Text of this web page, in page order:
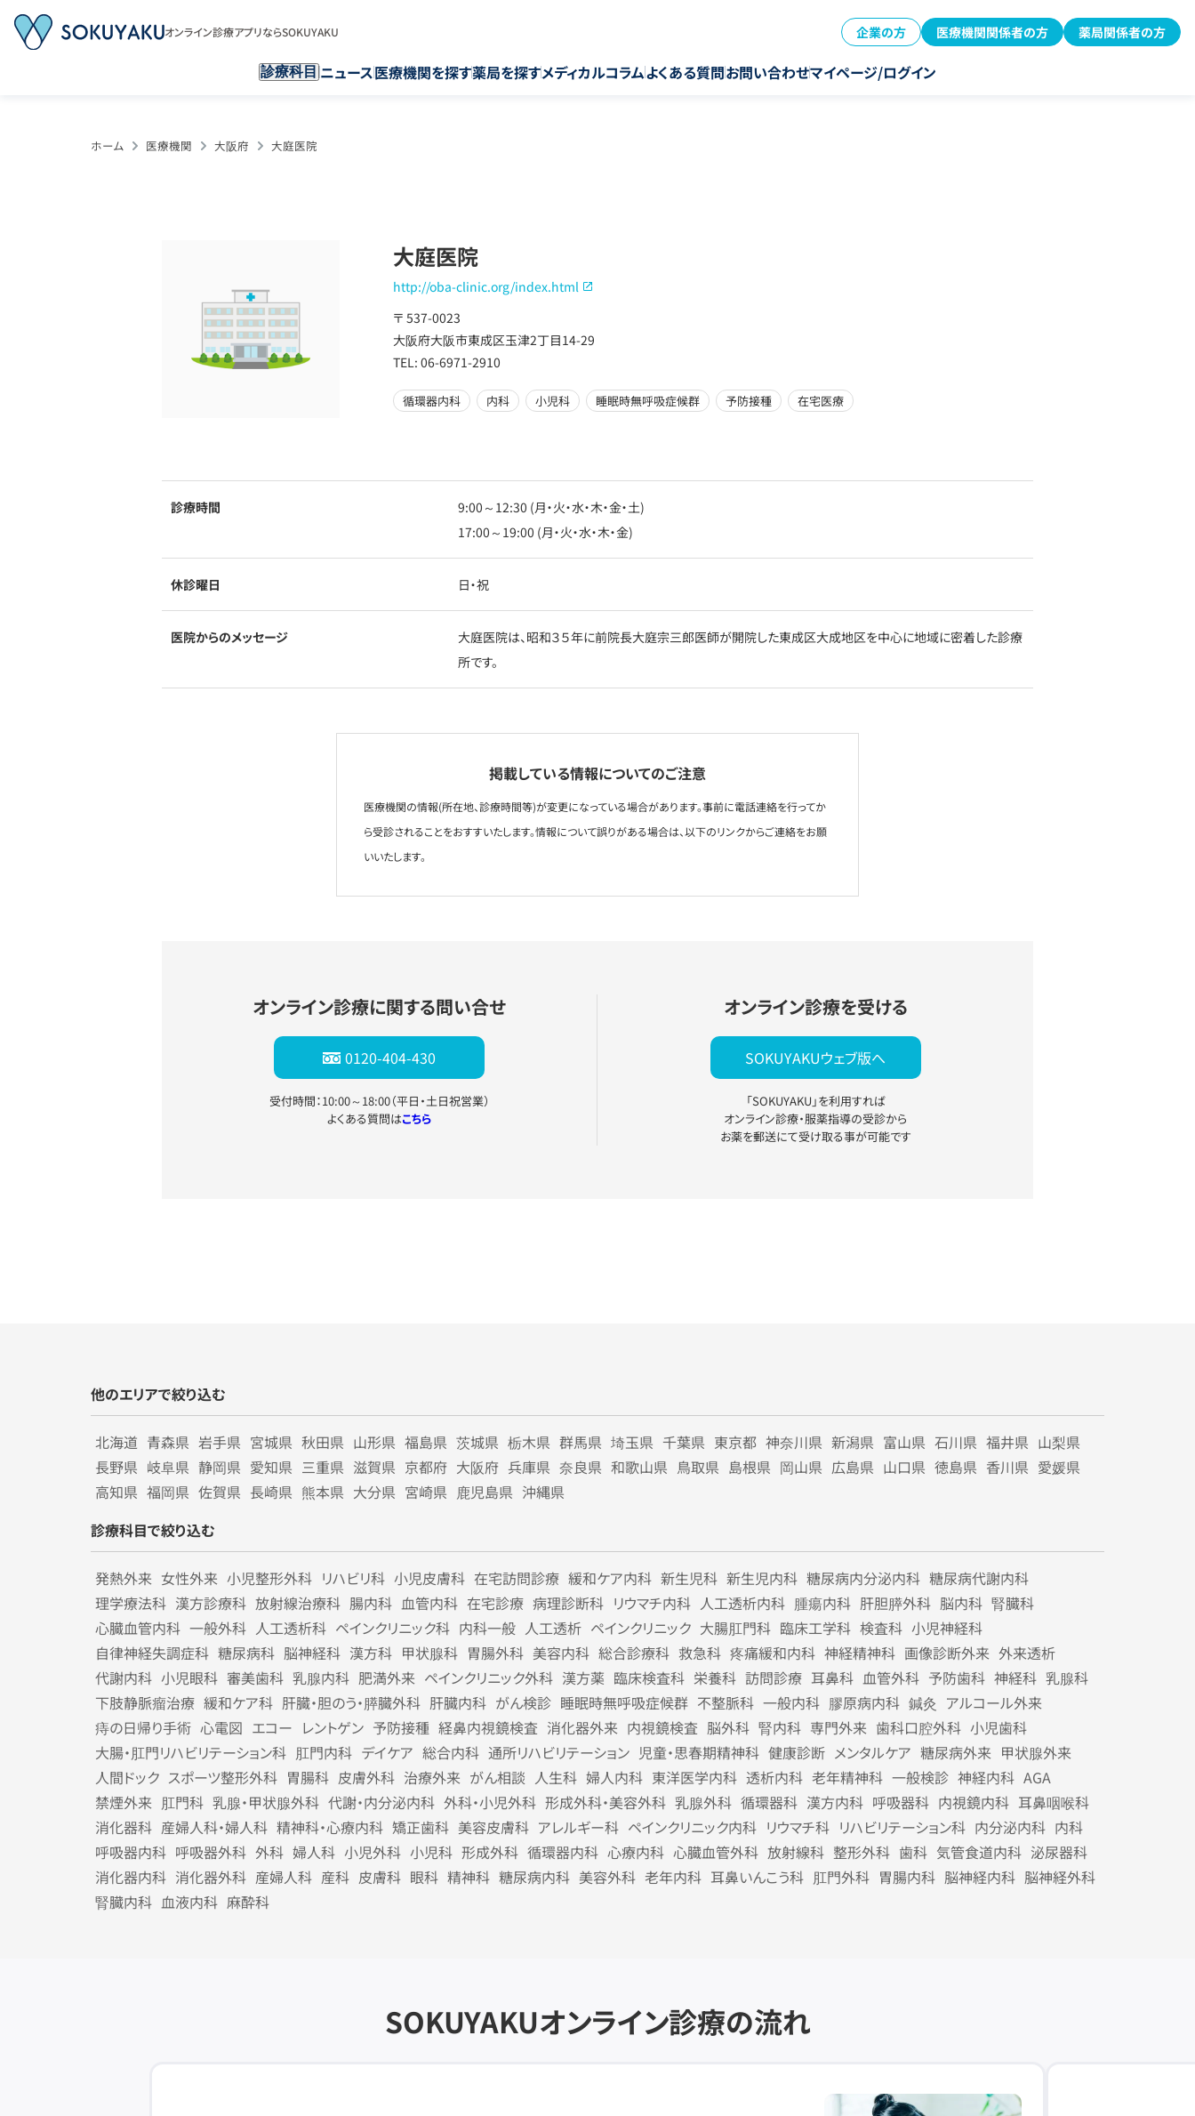
オンライン診療アプリならSOKUYAKU 企業の方 医療機関関係者の方 薬局関係者の方
診療科目 ニュース医療機関を探す薬局を探すメディカルコラムよくある質問お問い合わせマイページ/ログイン
ホーム 医療機関 大阪府 大庭医院
大庭医院
http://oba-clinic.org/index.html
〒 537-0023
大阪府大阪市東成区玉津2丁目14-29
TEL: 06-6971-2910
循環器内科 内科 小児科 睡眠時無呼吸症候群 予防接種 在宅医療
診療時間
9:00～12:30 (月・火・水・木・金・土)
17:00～19:00 (月・火・水・木・金)
休診曜日 日・祝
医院からのメッセージ
大庭医院は、昭和３５年に前院長大庭宗三郎医師が開院した東成区大成地区を中心に地域に密着した診療
所です。
掲載している情報についてのご注意
医療機関の情報(所在地、診療時間等)が変更になっている場合があります。事前に電話連絡を行ってか
ら受診されることをおすすいたします。情報について誤りがある場合は、以下のリンクからご連絡をお願
いいたします。
オンライン診療に関する問い合せ
0120-404-430
受付時間：10:00～18:00（平日・土日祝営業）
よくある質問はこちら
オンライン診療を受ける
SOKUYAKUウェブ版へ
「SOKUYAKU」を利用すれば
オンライン診療・服薬指導の受診から
お薬を郵送にて受け取る事が可能です
他のエリアで絞り込む
北海道 青森県 岩手県 宮城県 秋田県 山形県 福島県 茨城県 栃木県 群馬県 埼玉県 千葉県 東京都 神奈川県 新潟県 富山県 石川県 福井県 山梨県
長野県 岐阜県 静岡県 愛知県 三重県 滋賀県 京都府 大阪府 兵庫県 奈良県 和歌山県 鳥取県 島根県 岡山県 広島県 山口県 徳島県 香川県 愛媛県
高知県 福岡県 佐賀県 長崎県 熊本県 大分県 宮崎県 鹿児島県 沖縄県
診療科目で絞り込む
発熱外来 女性外来 小児整形外科 リハビリ科 小児皮膚科 在宅訪問診療 緩和ケア内科 新生児科 新生児内科 糖尿病内分泌内科 糖尿病代謝内科
理学療法科 漢方診療科 放射線治療科 腸内科 血管内科 在宅診療 病理診断科 リウマチ内科 人工透析内科 腫瘍内科 肝胆膵外科 脳内科 腎臓科
心臓血管内科 一般外科 人工透析科 ペインクリニック科 内科一般 人工透析 ペインクリニック 大腸肛門科 臨床工学科 検査科 小児神経科
自律神経失調症科 糖尿病科 脳神経科 漢方科 甲状腺科 胃腸外科 美容内科 総合診療科 救急科 疼痛緩和内科 神経精神科 画像診断外来 外来透析
代謝内科 小児眼科 審美歯科 乳腺内科 肥満外来 ペインクリニック外科 漢方薬 臨床検査科 栄養科 訪問診療 耳鼻科 血管外科 予防歯科 神経科 乳腺科
下肢静脈瘤治療 緩和ケア科 肝臓・胆のう・膵臓外科 肝臓内科 がん検診 睡眠時無呼吸症候群 不整脈科 一般内科 膠原病内科 鍼灸 アルコール外来
痔の日帰り手術 心電図 エコー レントゲン 予防接種 経鼻内視鏡検査 消化器外来 内視鏡検査 脳外科 腎内科 専門外来 歯科口腔外科 小児歯科
大腸・肛門リハビリテーション科 肛門内科 デイケア 総合内科 通所リハビリテーション 児童・思春期精神科 健康診断 メンタルケア 糖尿病外来 甲状腺外来
人間ドック スポーツ整形外科 胃腸科 皮膚外科 治療外来 がん相談 人生科 婦人内科 東洋医学内科 透析内科 老年精神科 一般検診 神経内科 AGA
禁煙外来 肛門科 乳腺・甲状腺外科 代謝・内分泌内科 外科・小児外科 形成外科・美容外科 乳腺外科 循環器科 漢方内科 呼吸器科 内視鏡内科 耳鼻咽喉科
消化器科 産婦人科・婦人科 精神科・心療内科 矯正歯科 美容皮膚科 アレルギー科 ペインクリニック内科 リウマチ科 リハビリテーション科 内分泌内科 内科
呼吸器内科 呼吸器外科 外科 婦人科 小児外科 小児科 形成外科 循環器内科 心療内科 心臓血管外科 放射線科 整形外科 歯科 気管食道内科 泌尿器科
消化器内科 消化器外科 産婦人科 産科 皮膚科 眼科 精神科 糖尿病内科 美容外科 老年内科 耳鼻いんこう科 肛門外科 胃腸内科 脳神経内科 脳神経外科
腎臓内科 血液内科 麻酔科
SOKUYAKUオンライン診療の流れ